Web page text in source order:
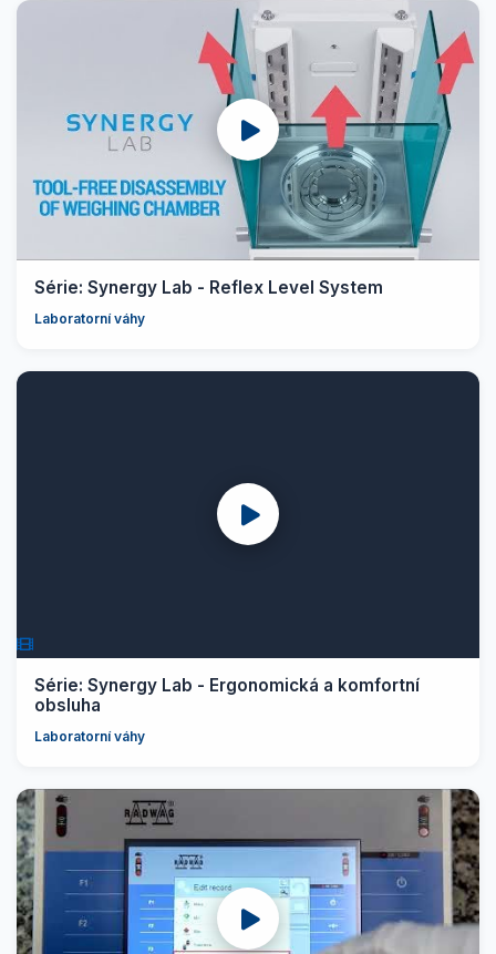
Série: Synergy Lab - Reflex Level System
Laboratorní váhy
Série: Synergy Lab - Ergonomická a komfortní
obsluha
Laboratorní váhy